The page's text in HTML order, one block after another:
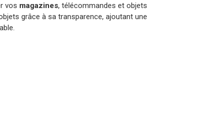
vos magazines, télécommandes et objets
grâce à sa transparence, ajoutant une